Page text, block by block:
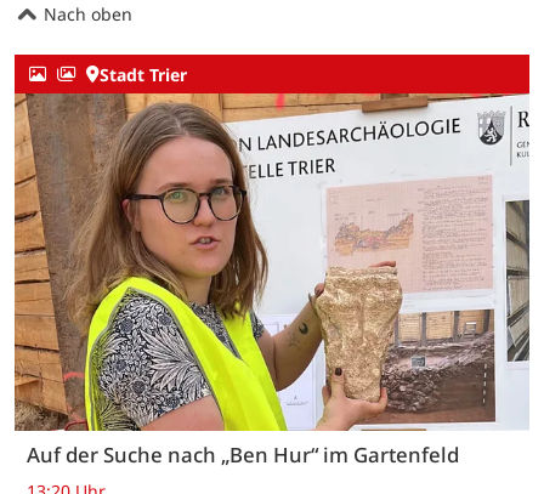
Nach oben
Stadt Trier
Auf der Suche nach „Ben Hur“ im Gartenfeld